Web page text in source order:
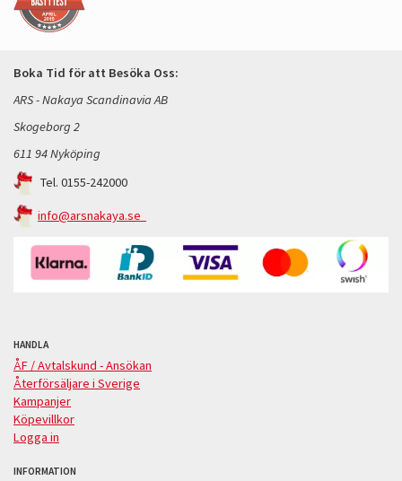
Boka Tid för att Besöka Oss:
ARS - Nakaya Scandinavia AB
Skogeborg 2
611 94 Nyköping
Tel. 0155-242000
info@arsnakaya.se
HANDLA
ÅF / Avtalskund - Ansökan
Återförsäljare i Sverige
Kampanjer
Köpevillkor
Logga in
INFORMATION